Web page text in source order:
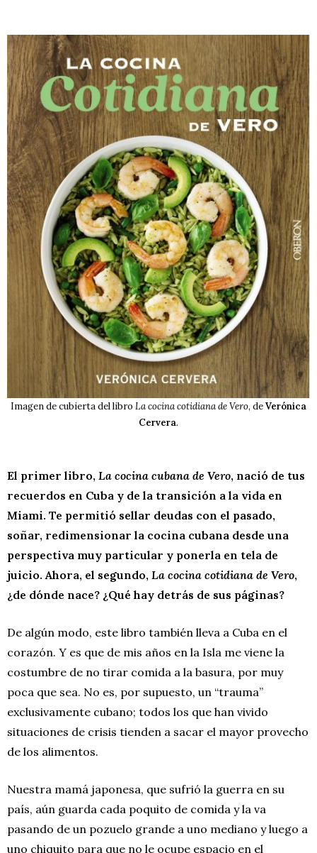
Imagen de cubierta del libro La cocina cotidiana de Vero, deVerónica
Cervera.
El primer libro, La cocina cubana de Vero, nació de tus
recuerdos en Cuba y de la transición a la vida en
Miami. Te permitió sellar deudas con el pasado,
soñar, redimensionar la cocina cubana desde una
perspectiva muy particular y ponerla en tela de
juicio. Ahora, el segundo, La cocina cotidiana de Vero,
¿de dónde nace? ¿Qué hay detrás de sus páginas?
De algún modo, este libro también lleva a Cuba en el
corazón. Y es que de mis años en la Isla me viene la
costumbre de no tirar comida a la basura, por muy
poca que sea. No es, por supuesto, un “trauma”
exclusivamente cubano; todos los que han vivido
situaciones de crisis tienden a sacar el mayor provecho
de los alimentos.
Nuestra mamá japonesa, que sufrió la guerra en su
país, aún guarda cada poquito de comida y la va
pasando de un pozuelo grande a uno mediano y luego a
uno chiquito para que no le ocupe espacio en el